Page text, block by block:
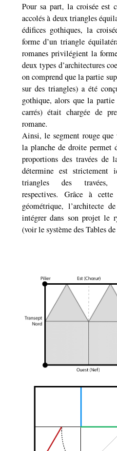
Pour sa part, la croisée est
accolés à deux triangles
édifices gothiques, la
forme d’un triangle
romanes privilégient la
deux types d’architectures
on comprend que la partie
sur des triangles) a été
gothique, alors que la partie
carrés) était chargée de
romane.
Ainsi, le segment rouge que
la planche de droite permet
proportions des travées de
détermine est strictement
triangles des
respectives. Grâce à cette
géométrique, l’architecte
intégrer dans son projet le
(voir le système des Tables